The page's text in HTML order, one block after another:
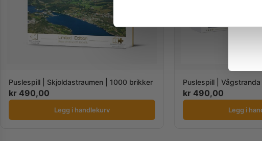
Puslespill | Skjoldastraumen | 1000 brikker
kr 490,00
Legg i handlekurv
Puslespill |
kr 490,00
Legg i